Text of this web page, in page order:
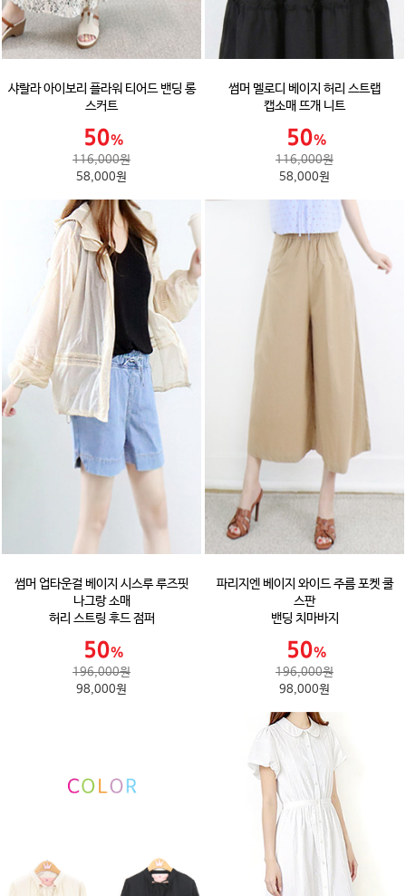
샤랄라 아이보리 플라워 티어드 밴딩 롱
스커트
116,000원
58,000원
썸머 멜로디 베이지 허리 스트랩
캡소매 뜨개 니트
116,000원
58,000원
썸머 업타운걸 베이지 시스루 루즈핏
나그랑 소매
허리 스트링 후드 점퍼
196,000원
98,000원
파리지엔 베이지 와이드 주름 포켓 쿨
스판
밴딩 치마바지
196,000원
98,000원